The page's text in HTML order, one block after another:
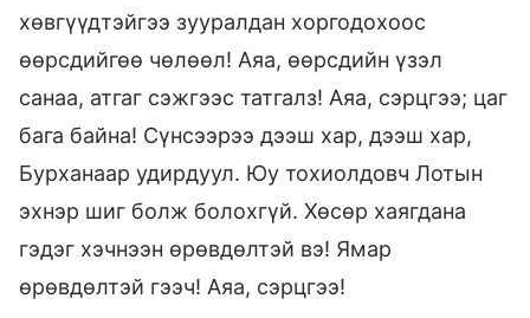
хөвгүүдтэйгээ зууралдан хоргодохоос
өөрсдийгөө чөлөөл! Аяа, өөрсдийн үзэл
санаа, атгаг сэжгээс татгалз! Аяа, сэрцгээ; цаг
бага байна! Сүнсээрээ дээш хар, дээш хар,
Бурханаар удирдуул. Юу тохиолдовч Лотын
эхнэр шиг болж болохгүй. Хөсөр хаягдана
гэдэг хэчнээн өрөвдөлтэй вэ! Ямар
өрөвдөлтэй гээч! Аяа, сэрцгээ!